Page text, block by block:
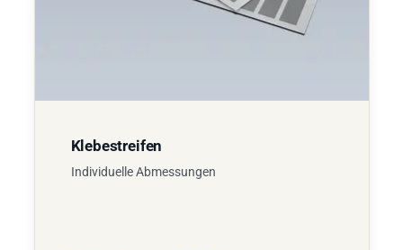
Klebestreifen
Individuelle Abmessungen